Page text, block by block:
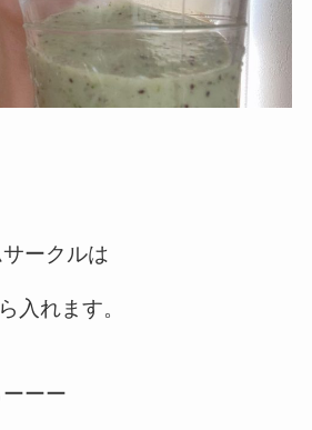
ークルは
入れます。
ーー